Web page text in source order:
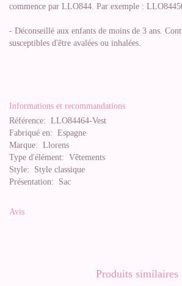
commence par LLO844. Par exemple :
- Déconseillé aux enfants de moins de 3 ans.
susceptibles d'être avalées ou inhalées.
Informations et recommandations
Référence: LLO84464-Vest
Fabriqué en: Espagne
Marque: Llorens
Type d'élément: Vêtements
Style: Style classique
Présentation: Sac
Avis
Produits similaires